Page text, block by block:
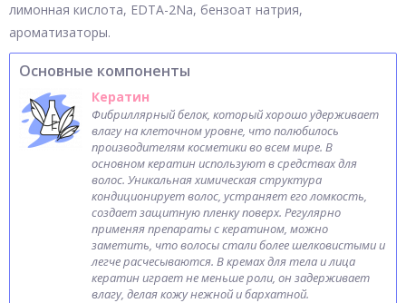
лимонная кислота, EDTA-2Na, бензоат натрия,
ароматизаторы.
Основные компоненты
Кератин
Фибриллярный белок, который хорошо удерживает
влагу на клеточном уровне, что полюбилось
производителям косметики во всем мире. В
основном кератин используют в средствах для
волос. Уникальная химическая структура
кондиционирует волос, устраняет его ломкость,
создает защитную пленку поверх. Регулярно
применяя препараты с кератином, можно
заметить, что волосы стали более шелковистыми и
легче расчесываются. В кремах для тела и лица
кератин играет не меньше роли, он задерживает
влагу, делая кожу нежной и бархатной.